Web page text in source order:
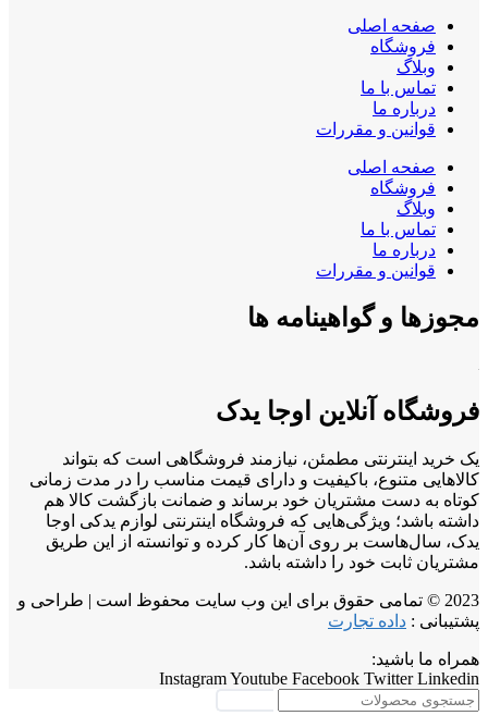
صفحه اصلی
فروشگاه
وبلاگ
تماس با ما
درباره ما
قوانین و مقررات
صفحه اصلی
فروشگاه
وبلاگ
تماس با ما
درباره ما
قوانین و مقررات
مجوزها و گواهینامه ها
فروشگاه آنلاین اوجا یدک
یک خرید اینترنتی مطمئن، نیازمند فروشگاهی است که بتواند
کالاهایی متنوع، باکیفیت و دارای قیمت مناسب را در مدت زمانی
کوتاه به دست مشتریان خود برساند و ضمانت بازگشت کالا هم
داشته باشد؛ ویژگی‌هایی که فروشگاه اینترنتی لوازم یدکی اوجا
یدک، سال‌هاست بر روی آن‌ها کار کرده و توانسته از این طریق
مشتریان ثابت خود را داشته باشد.
2023 © تمامی حقوق برای این وب سایت محفوظ است | طراحی و
پشتیبانی : داده تجارت
همراه ما باشید:
InstagramYoutube Facebook Twitter Linkedin